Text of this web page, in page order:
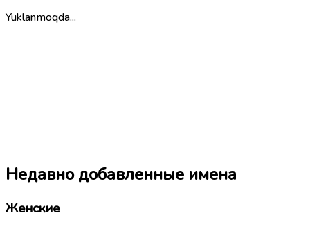
Yuklanmoqda...
Недавно добавленные имена
Женские